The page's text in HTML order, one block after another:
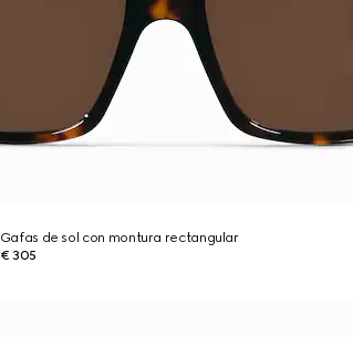
Gafas de sol con montura rectangular
€ 305